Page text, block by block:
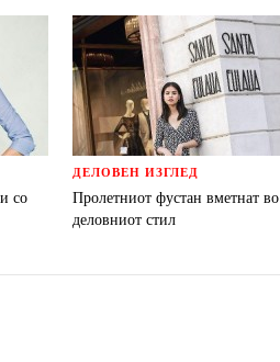
со
ДЕЛОВЕН ИЗГЛЕД
Пролетниот фустан вметнат во
деловниот стил